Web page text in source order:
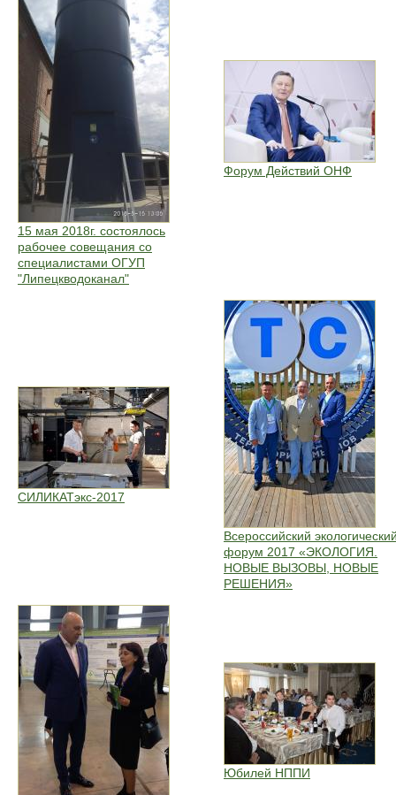
15 мая 2018г. состоялось
рабочее совещания со
специалистами ОГУП
"Липецкводоканал"
Форум Действий ОНФ
СИЛИКАТэкс-2017
Всероссийский
форум 2017 «ЭКОЛОГИЯ.
НОВЫЕ ВЫЗОВЫ, НОВЫЕ
РЕШЕНИЯ»
Юбилей НППИ